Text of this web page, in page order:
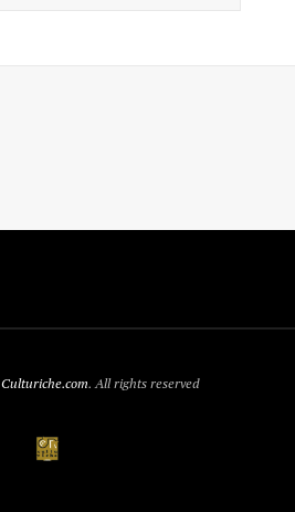
Culturiche.com. All rights reserved